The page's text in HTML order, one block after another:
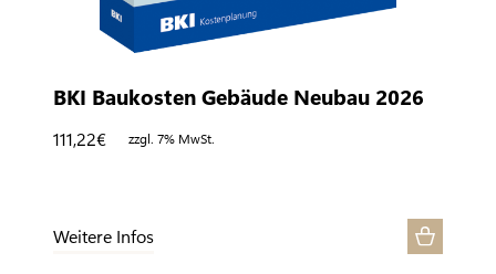
BKI Baukosten Gebäude Neubau 2026
111,22€ zzgl. 7% MwSt.
Weitere Infos